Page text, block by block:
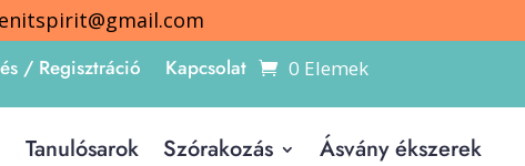
/ Regisztráció Kapcsolat 0 Elemek
Tanulósarok Szórakozás Ásvány ékszerek